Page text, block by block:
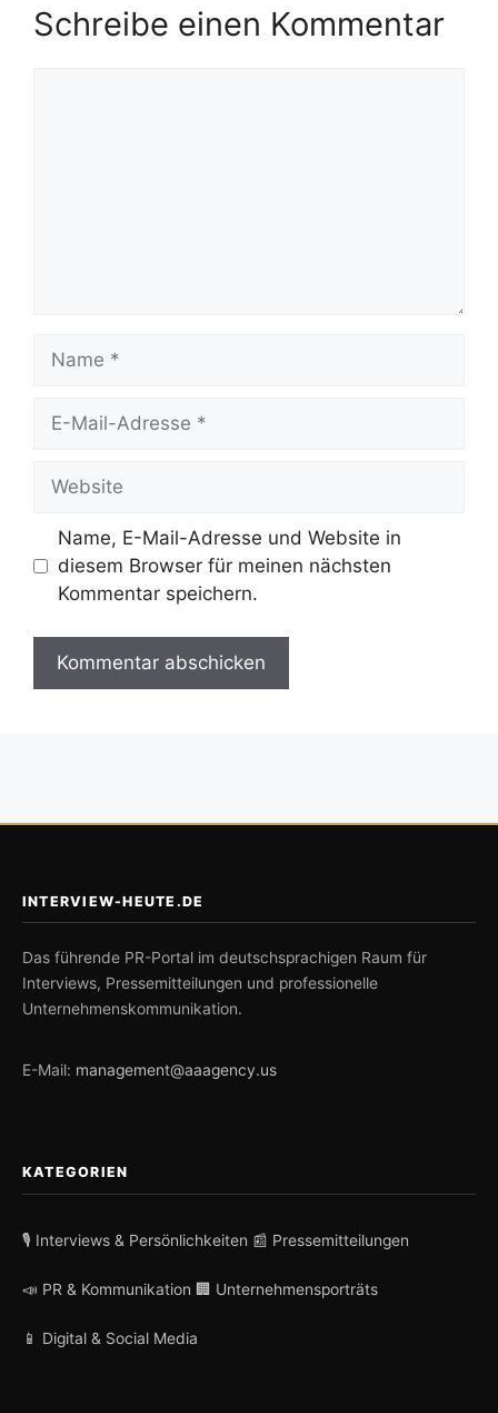
Schreibe einen Kommentar
Name
Website
Name, E-Mail-Adresse und Website in
diesem Browser für meinen nächsten
Kommentar speichern.
INTERVIEW-HEUTE.DE
Das führende PR-Portal im deutschsprachigen Raum für
Interviews, Pressemitteilungen und professionelle
Unternehmenskommunikation.
E-Mail: management@aaagency.us
KATEGORIEN
🎙️ Interviews & Persönlichkeiten 📰 Pressemitteilungen
📣 PR & Kommunikation 🏢 Unternehmensporträts
📱 Digital & Social Media